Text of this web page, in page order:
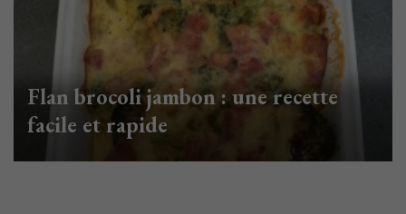
Flan brocoli jambon : une recette
facile et rapide